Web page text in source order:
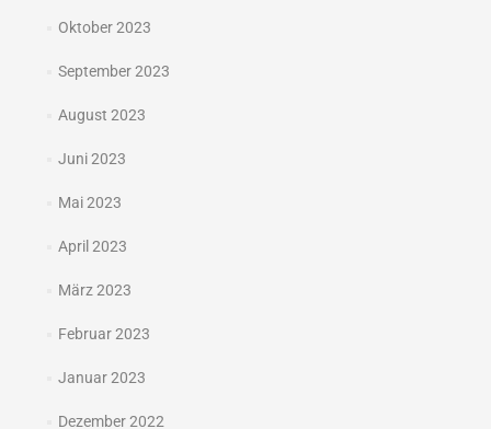
Oktober 2023
September 2023
August 2023
Juni 2023
Mai 2023
April 2023
März 2023
Februar 2023
Januar 2023
Dezember 2022